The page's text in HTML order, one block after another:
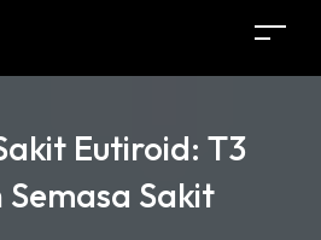
Eutiroid: T3
Semasa Sakit